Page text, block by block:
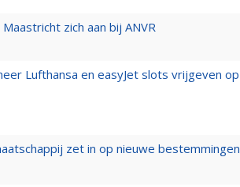
zich aan bij ANVR
Lufthansa en easyJet slots vrijgeven op
zet in op nieuwe bestemmingen